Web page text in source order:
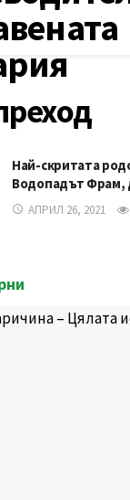
Най-скритата
Водопадът
АПРИЛ 26, 2021